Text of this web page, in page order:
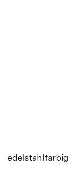
edelstahlfarbig